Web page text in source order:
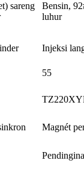
sareng
Bensin,
luhur
Injeksi
55
Magnét